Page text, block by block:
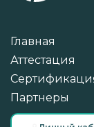
Главная
Аттестация
Партнеры